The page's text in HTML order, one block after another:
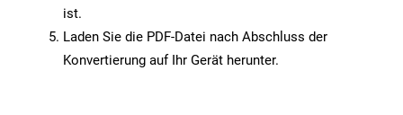
ist.
Laden Sie die PDF-Datei nach Abschluss der
Konvertierung auf Ihr Gerät herunter.